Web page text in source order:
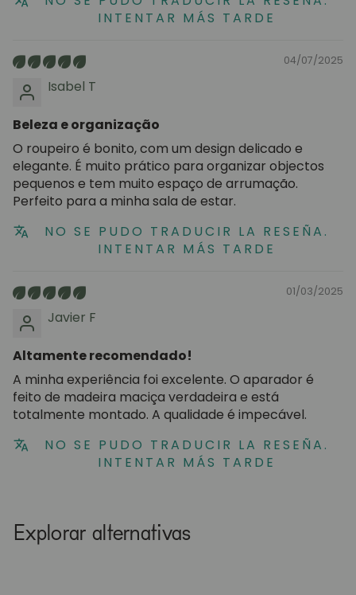
INTENTAR MÁS TARDE
04/07/2025
Isabel T
Beleza e organização
O roupeiro é bonito, com um design delicado e
elegante. É muito prático para organizar objectos
pequenos e tem muito espaço de arrumação.
Perfeito para a minha sala de estar.
NO SE PUDO TRADUCIR LA RESEÑA.
INTENTAR MÁS TARDE
01/03/2025
Javier F
Altamente recomendado!
A minha experiência foi excelente. O aparador é
feito de madeira maciça verdadeira e está
totalmente montado. A qualidade é impecável.
NO SE PUDO TRADUCIR LA RESEÑA.
INTENTAR MÁS TARDE
Explorar alternativas